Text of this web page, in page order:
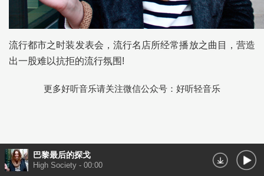
流行都市之时装发表会，流行名店所经常播放之曲目，营造
出一股难以抗拒的流行氛围!
更多好听音乐请关注微信公众号：好听轻音乐
巴黎最后的探戈
High Society - 00:00